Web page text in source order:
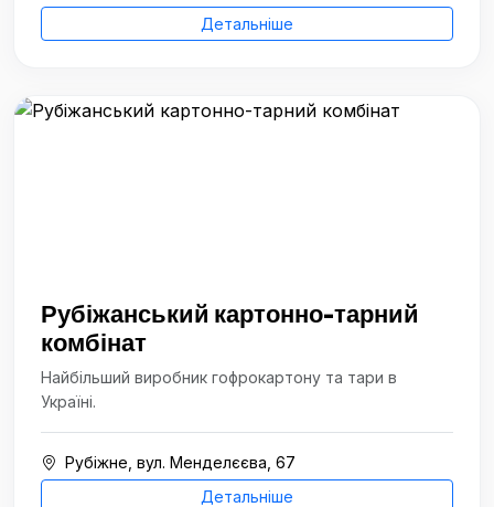
Детальніше
Рубіжанський картонно-тарний
комбінат
Найбільший виробник гофрокартону та тари в
Україні.
Рубіжне, вул. Менделєєва, 67
Детальніше